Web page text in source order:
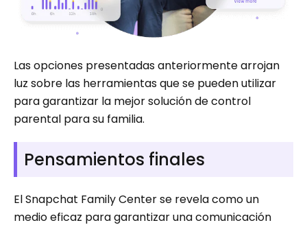
Las opciones presentadas anteriormente arrojan
luz sobre las herramientas que se pueden utilizar
para garantizar la mejor solución de control
parental para su familia.
Pensamientos finales
El Snapchat Family Center se revela como un
medio eficaz para garantizar una comunicación